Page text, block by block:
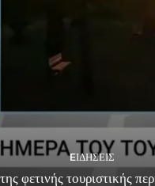
EΙΔΗΣΕΙΣ
φετινής τουριστικής